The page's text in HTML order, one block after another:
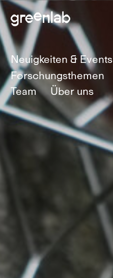
Neuigkeiten & Events
Forschungsthemen
Team
Über uns